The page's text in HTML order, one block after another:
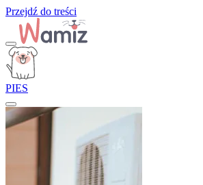
Przejdź do treści
PIES